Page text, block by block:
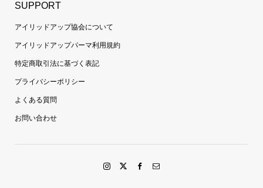
SUPPORT
アイリッドアップ協会について
アイリッドアップパーマ利用規約
特定商取引法に基づく表記
プライバシーポリシー
よくある質問
お問い合わせ